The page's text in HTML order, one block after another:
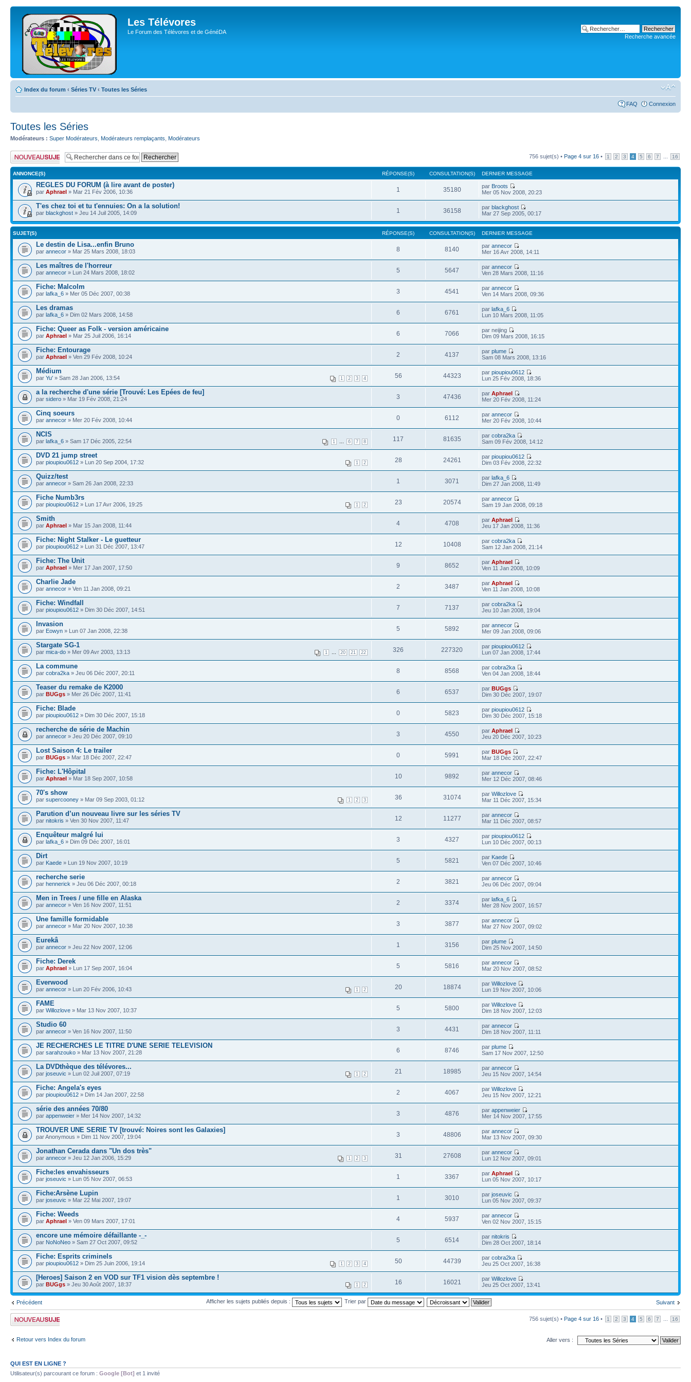
Les Télévores
Le Forum des Télévores et de GénéDA
Recherche avancée
Index du forum ‹ Séries TV ‹ Toutes les Séries
FAQ Connexion
Toutes les Séries
Modérateurs : Super Modérateurs Modérateurs remplaçants Modérateurs
Publier un nouveau
sujet
756 sujet(s) • Page 4 sur 16 • 1 2 3 4 5 6 7 16
ANNONCE(S) RÉPONSE(S) CONSULTATION(S) DERNIER MESSAGE
REGLES DU FORUM (à lire avant de poster)
par Aphrael » Mar 21 Fév 2006, 10:36 1 35180 par Broots
Mer 05 Nov 2008, 20:23
T'es chez toi et tu t'ennuies: On a la solution!
par blackghost » Jeu 14 Juil 2005, 14:09 1 36158 parblackghost
Mar 27 Sep 2005, 00:17
SUJET(S) RÉPONSE(S) CONSULTATION(S) DERNIER MESSAGE
Le destin de Lisa...enfin Bruno
par annecor » Mar 25 Mars 2008, 18:03 8 8140 parannecor
Mer 16 Avr 2008, 14:11
Les maîtres de l'horreur
par annecor » Lun 24 Mars 2008, 18:02 5 5647 parannecor
Ven 28 Mars 2008, 11:16
Fiche: Malcolm
par lafka_6 » Mer 05 Déc 2007, 00:38 3 4541 parannecor
Ven 14 Mars 2008, 09:36
Les dramas
par lafka_6 » Dim 02 Mars 2008, 14:58 6 6761 parlafka_6
Lun 10 Mars 2008, 11:05
Fiche: Queer as Folk - version américaine
par Aphrael » Mar 25 Juil 2006, 16:14 6 7066
par neijing
Dim 09 Mars 2008, 16:15
Fiche: Entourage
par Aphrael » Ven 29 Fév 2008, 10:24 2 4137 parplume
Sam 08 Mars 2008, 13:16
Médium
1 2 3 4
par Yu' » Sam 28 Jan 2006, 13:54 56 44323 parpioupiou0612
Lun 25 Fév 2008, 18:36
a la recherche d'une série [Trouvé: Les Epées de feu]
par sidero » Mar 19 Fév 2008, 21:24 3 47436 parAphrael
Mer 20 Fév 2008, 11:24
Cinq soeurs
par annecor » Mer 20 Fév 2008, 10:44 0 6112 parannecor
Mer 20 Fév 2008, 10:44
NCIS
1 6 7 8
par lafka_6 » Sam 17 Déc 2005, 22:54 117 81635 parcobra2ka
Sam 09 Fév 2008, 14:12
DVD 21 jump street
1 2
par pioupiou0612 » Lun 20 Sep 2004, 17:32 28 24261 parpioupiou0612
Dim 03 Fév 2008, 22:32
Quizz/test
par annecor » Sam 26 Jan 2008, 22:33 1 3071 parlafka_6
Dim 27 Jan 2008, 11:49
Fiche Numb3rs
1 2
par pioupiou0612 » Lun 17 Avr 2006, 19:25 23 20574 parannecor
Sam 19 Jan 2008, 09:18
Smith
par Aphrael » Mar 15 Jan 2008, 11:44 4 4708 parAphrael
Jeu 17 Jan 2008, 11:36
Fiche: Night Stalker - Le guetteur
par pioupiou0612 » Lun 31 Déc 2007, 13:47 12 10408 parcobra2ka
Sam 12 Jan 2008, 21:14
Fiche: The Unit
par Aphrael » Mer 17 Jan 2007, 17:50 9 8652 parAphrael
Ven 11 Jan 2008, 10:09
Charlie Jade
par annecor » Ven 11 Jan 2008, 09:21 2 3487 parAphrael
Ven 11 Jan 2008, 10:08
Fiche: Windfall
par pioupiou0612 » Dim 30 Déc 2007, 14:51 7 7137 parcobra2ka
Jeu 10 Jan 2008, 19:04
Invasion
par Eowyn » Lun 07 Jan 2008, 22:38 5 5892 parannecor
Mer 09 Jan 2008, 09:06
Stargate SG-1
1 20 21 22
par mica-do » Mer 09 Avr 2003, 13:13 326 227320 parpioupiou0612
Lun 07 Jan 2008, 17:44
La commune
par cobra2ka » Jeu 06 Déc 2007, 20:11 8 8568 parcobra2ka
Ven 04 Jan 2008, 18:44
Teaser du remake de K2000
par BUGgs » Mer 26 Déc 2007, 11:41 6 6537 parBUGgs
Dim 30 Déc 2007, 19:07
Fiche: Blade
par pioupiou0612 » Dim 30 Déc 2007, 15:18 0 5823 parpioupiou0612
Dim 30 Déc 2007, 15:18
recherche de série de Machin
par annecor » Jeu 20 Déc 2007, 09:10 3 4550 parAphrael
Jeu 20 Déc 2007, 10:23
Lost Saison 4: Le trailer
par BUGgs » Mar 18 Déc 2007, 22:47 0 5991 parBUGgs
Mar 18 Déc 2007, 22:47
Fiche: L'Hôpital
par Aphrael » Mar 18 Sep 2007, 10:58 10 9892 parannecor
Mer 12 Déc 2007, 08:46
70's show
1 2 3
par supercooney » Mar 09 Sep 2003, 01:12 36 31074 parWillozlove
Mar 11 Déc 2007, 15:34
Parution d’un nouveau livre sur les séries TV
par nitokris » Ven 30 Nov 2007, 11:47 12 11277 parannecor
Mar 11 Déc 2007, 08:57
Enquêteur malgré lui
par lafka_6 » Dim 09 Déc 2007, 16:01 3 4327 parpioupiou0612
Lun 10 Déc 2007, 00:13
Dirt
par Kaede » Lun 19 Nov 2007, 10:19 5 5821 par Kaede
Ven 07 Déc 2007, 10:46
recherche serie
par hennerick » Jeu 06 Déc 2007, 00:18 2 3821 parannecor
Jeu 06 Déc 2007, 09:04
Men in Trees / une fille en Alaska
par annecor » Ven 16 Nov 2007, 11:51 2 3374 parlafka_6
Mer 28 Nov 2007, 16:57
Une famille formidable
par annecor » Mar 20 Nov 2007, 10:38 3 3877 parannecor
Mar 27 Nov 2007, 09:02
Eurekâ
par annecor » Jeu 22 Nov 2007, 12:06 1 3156 parplume
Dim 25 Nov 2007, 14:50
Fiche: Derek
par Aphrael » Lun 17 Sep 2007, 16:04 5 5816 parannecor
Mar 20 Nov 2007, 08:52
Everwood
1 2
par annecor » Lun 20 Fév 2006, 10:43 20 18874 parWillozlove
Lun 19 Nov 2007, 10:06
FAME
par Willozlove » Mar 13 Nov 2007, 10:37 5 5800 parWillozlove
Dim 18 Nov 2007, 12:03
Studio 60
par annecor » Ven 16 Nov 2007, 11:50 3 4431 parannecor
Dim 18 Nov 2007, 11:11
JE RECHERCHES LE TITRE D'UNE SERIE TELEVISION
par sarahzouko » Mar 13 Nov 2007, 21:28 6 8746 parplume
Sam 17 Nov 2007, 12:50
La DVDthèque des télévores...
1 2
par joseuvic » Lun 02 Juil 2007, 07:19 21 18985 parannecor
Jeu 15 Nov 2007, 14:54
Fiche: Angela's eyes
par pioupiou0612 » Dim 14 Jan 2007, 22:58 2 4067 parWillozlove
Jeu 15 Nov 2007, 12:21
série des années 70/80
par appenweier » Mer 14 Nov 2007, 14:32 3 4876 parappenweier
Mer 14 Nov 2007, 17:55
TROUVER UNE SERIE TV [trouvé: Noires sont les Galaxies]
par Anonymous » Dim 11 Nov 2007, 19:04 3 48806 parannecor
Mar 13 Nov 2007, 09:30
Jonathan Cerada dans "Un dos très"
1 2 3
par annecor » Jeu 12 Jan 2006, 15:29 31 27608 parannecor
Lun 12 Nov 2007, 09:01
Fiche:les envahisseurs
par joseuvic » Lun 05 Nov 2007, 06:53 1 3367 parAphrael
Lun 05 Nov 2007, 10:17
Fiche:Arsène Lupin
par joseuvic » Mar 22 Mai 2007, 19:07 1 3010 parjoseuvic
Lun 05 Nov 2007, 09:37
Fiche: Weeds
par Aphrael » Ven 09 Mars 2007, 17:01 4 5937 parannecor
Ven 02 Nov 2007, 15:15
encore une mémoire défaillante -_-
par NoNoNeo » Sam 27 Oct 2007, 09:52 5 6514 parnitokris
Dim 28 Oct 2007, 18:14
Fiche: Esprits criminels
1 2 3 4
par pioupiou0612 » Dim 25 Juin 2006, 19:14 50 44739 parcobra2ka
Jeu 25 Oct 2007, 16:38
[Heroes] Saison 2 en VOD sur TF1 vision dès septembre !
1 2
par BUGgs » Jeu 30 Août 2007, 18:37 16 16021 parWillozlove
Jeu 25 Oct 2007, 13:41
Précédent Suivant
Afficher les sujets publiés depuis : Trier par
Publier un nouveau
sujet
756 sujet(s) • Page 4 sur 16 • 1 2 3 4 5 6 7 16
Retour vers Index du forum Aller vers :
QUI EST EN LIGNE ?
Utilisateur(s) parcourant ce forum : Google [Bot] et 1 invité